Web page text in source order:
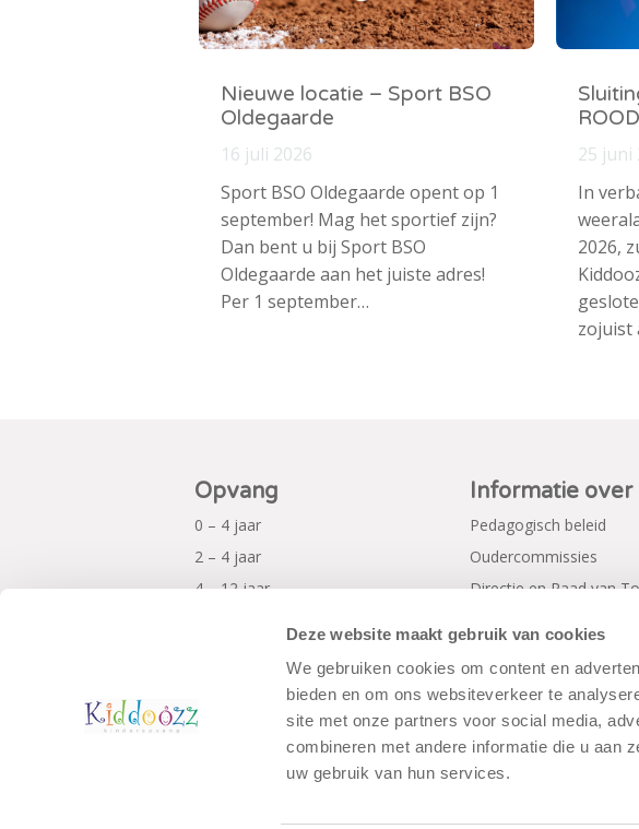
Deze website maakt gebruik van cookies
We gebruiken cookies om content en
bieden en om ons websiteverkeer te
site met onze partners voor social media,
combineren met andere informatie die u aan
uw gebruik van hun services.
Nieuwe locatie – Sport BSO
Oldegaarde
16 juli 2026
Sport BSO Oldegaarde opent op 1
september! Mag het sportief zijn?
Dan bent u bij Sport BSO
Oldegaarde aan het juiste adres!
Per 1 september…
ROOD
25 juni
In
2026,
zojuist
Opvang
0 – 4 jaar
2 – 4 jaar
4 – 12 jaar
Informatie over
Pedagogisch beleid
Oudercommissies
Directie en Raad van